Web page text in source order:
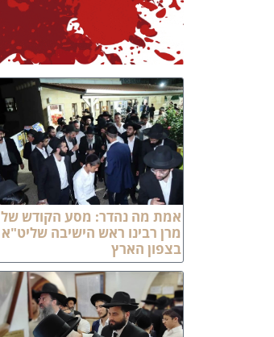
אמת מה נהדר: מסע הקודש של
מרן רבינו ראש הישיבה שליט"א
בצפון הארץ